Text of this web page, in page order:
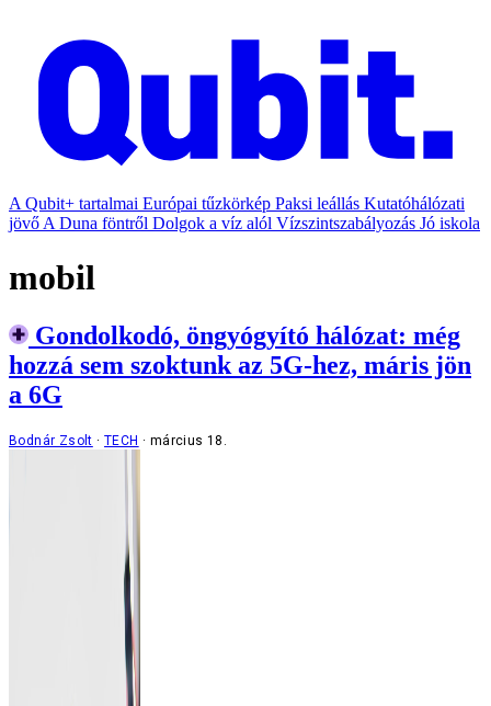
A Qubit+ tartalmai Európai tűzkörkép Paksi leállás Kutatóhálózati
jövő A Duna föntről Dolgok a víz alól Vízszintszabályozás Jó iskola
mobil
Gondolkodó, öngyógyító hálózat: még
hozzá sem szoktunk az 5G-hez, máris jön
a 6G
Bodnár Zsolt TECH március 18.